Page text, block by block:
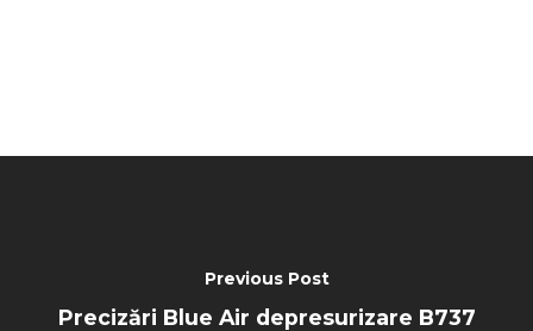
Previous Post
Precizări Blue Air depresurizare B737